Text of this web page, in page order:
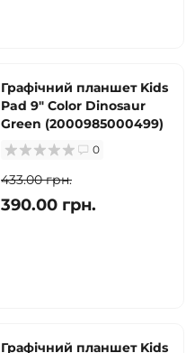
Графічний планшет Kids
Pad 9" Color Dinosaur
Green (2000985000499)
0
433.00 грн.
390.00 грн.
Графічний планшет Kids